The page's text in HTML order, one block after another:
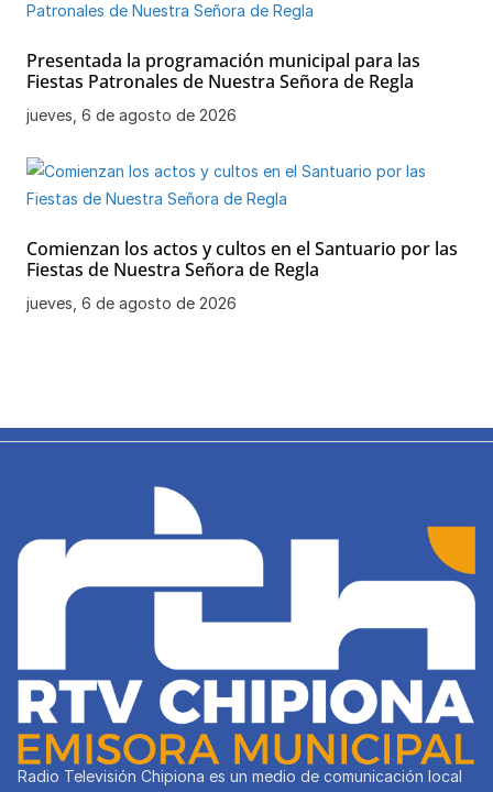
Presentada la programación municipal para las
Fiestas Patronales de Nuestra Señora de Regla
jueves, 6 de agosto de 2026
Comienzan los actos y cultos en el Santuario por las
Fiestas de Nuestra Señora de Regla
jueves, 6 de agosto de 2026
Radio Televisión Chipiona es un medio de comunicación local